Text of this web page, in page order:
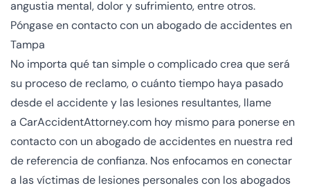
angustia mental, dolor y sufrimiento, entre otros.
Póngase en contacto con un abogado de accidentes en
Tampa
No importa qué tan simple o complicado crea que será
su proceso de reclamo, o cuánto tiempo haya pasado
desde el accidente y las lesiones resultantes, llame
a CarAccidentAttorney.com hoy mismo para ponerse en
contacto con un abogado de accidentes en nuestra red
de referencia de confianza. Nos enfocamos en conectar
a las víctimas de lesiones personales con los abogados